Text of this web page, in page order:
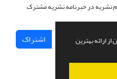
ارائه بهترین
نشریه در خبرنامه نشریه مشترک
اشتراک